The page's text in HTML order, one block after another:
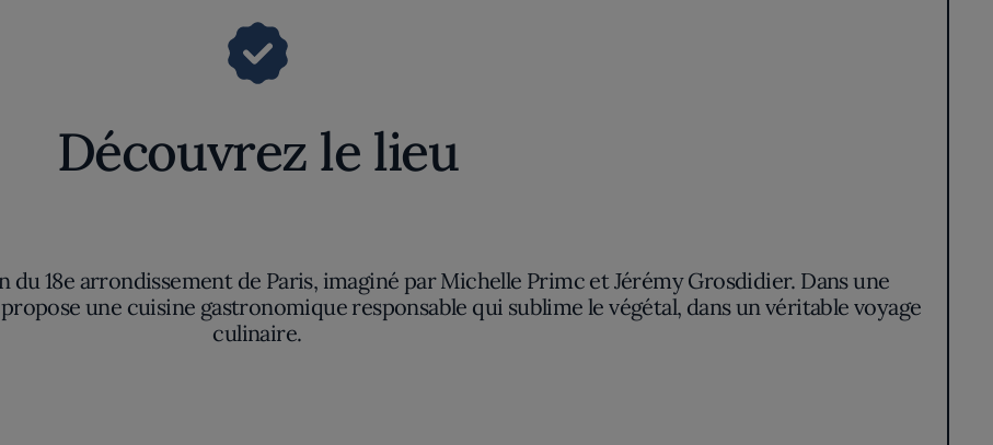
Découvrez le lieu
du 18e arrondissement de Paris, imaginé par Michelle Primc et Jérémy Grosdidier. Dans une
une cuisine gastronomique responsable qui sublime le végétal, dans un véritable voyage
culinaire.